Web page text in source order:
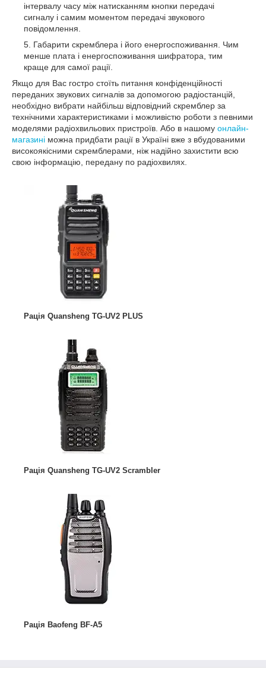
інтервалу часу між натисканням кнопки передачі
сигналу і самим моментом передачі звукового
повідомлення.
Габарити скремблера і його енергоспоживання. Чим
менше плата і енергоспоживання шифратора, тим
краще для самої рації.
Якщо для Вас гостро стоїть питання конфіденційності
переданих звукових сигналів за допомогою радіостанцій,
необхідно вибрати найбільш відповідний скремблер за
технічними характеристиками і можливістю роботи з певними
моделями радіохвильових пристроїв. Або в нашому онлайн-
магазині можна придбати рації в Україні вже з вбудованими
високоякісними скремблерами, ніж надійно захистити всю
свою інформацію, передану по радіохвилях.
Рація Quansheng TG-UV2 PLUS
Рація Quansheng TG-UV2 Scrambler
Рація Baofeng BF-A5